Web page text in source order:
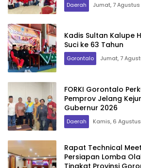
Daerah Jumat, 7
Kadis Sultan Kalupe
Suci ke 63 Tahun
Gorontalo Jumat, 7
FORKI Gorontalo
Pemprov Jelang
Gubernur 2026
Daerah Kamis, 6
Rapat Technical
Persiapan Lomba
Tingkat Provinsi